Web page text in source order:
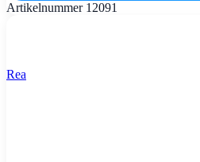
Artikelnummer 12091
Rea